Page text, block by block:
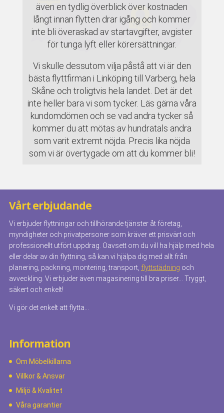
även en tydlig överblick över kostnaden
långt innan flytten drar igång och kommer
inte bli överaskad av startavgifter, avgister
för tunga lyft eller körersättningar.
Vi skulle dessutom vilja påstå att vi är den
bästa flyttfirman i Linköping till Varberg, hela
Skåne och troligtvis hela landet. Det är det
inte heller bara vi som tycker. Läs gärna våra
kundomdömen och se vad andra tycker så
kommer du att mötas av hundratals andra
som varit extremt nöjda. Precis lika nöjda
som vi är övertygade om att du kommer bli!
Vårt erbjudande
Vi erbjuder flyttningar och tillhörande tjänster åt företag,
myndigheter och privatpersoner som kräver ett prisvärt och
professionellt utfört uppdrag. Oavsett om du vill ha hjälp med hela
eller delar av din flyttning, så kan vi hjälpa dig med allt från
planering, packning, montering, transport, flyttstädning och
avveckling. Vi erbjuder även magasinering till bra priser… Tryggt,
säkert och enkelt!
Vi gör det enkelt att flytta…
Information
Om Möbelkillarna
Villkor & Ansvar
Miljö & Kvalitet
Våra garantier